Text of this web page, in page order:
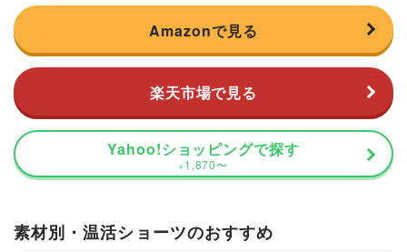
Amazonで見る
楽天市場で見る
Yahoo!ショッピングで探す
¥ 1,870〜
素材別・温活ショーツのおすすめ